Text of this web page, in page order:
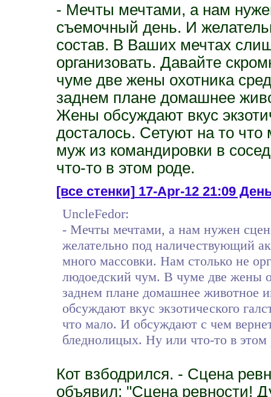
- Мечты мечтами, а нам
съемочный день. И
состав. В Ваших мечтах
организовать. Давайте
чуме две жены охотника
заднем плане домашнее
Жены обсуждают вкус
досталось. Сетуют на то
муж из командировки в
что-то в этом роде.
[все стенки]17-Apr-12 21:09
UncleFedor:
- Мечты мечтами, а нам нужен
желательно под наличествующий
много массовки. Нам столько не
людоедский чум. В чуме две жены
заднем плане домашнее животное
обсуждают вкус экзотического
что мало. И обсуждают с чем
бледнолицых. Ну или что-то в этом
Кот взбодрился. - Сцена
объявил: "Сцена ревности!